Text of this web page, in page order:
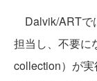
Dalvik/ARTで
担当し、不要に
collection）が